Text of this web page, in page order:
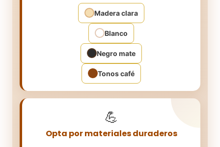
Madera clara
Blanco
Negro mate
Tonos café
💪
Opta por materiales duraderos